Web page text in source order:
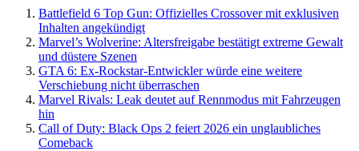
Battlefield 6 Top Gun: Offizielles Crossover mit exklusiven
Inhalten angekündigt
Marvel’s Wolverine: Altersfreigabe bestätigt extreme Gewalt
und düstere Szenen
GTA 6: Ex-Rockstar-Entwickler würde eine weitere
Verschiebung nicht überraschen
Marvel Rivals: Leak deutet auf Rennmodus mit Fahrzeugen
hin
Call of Duty: Black Ops 2 feiert 2026 ein unglaubliches
Comeback